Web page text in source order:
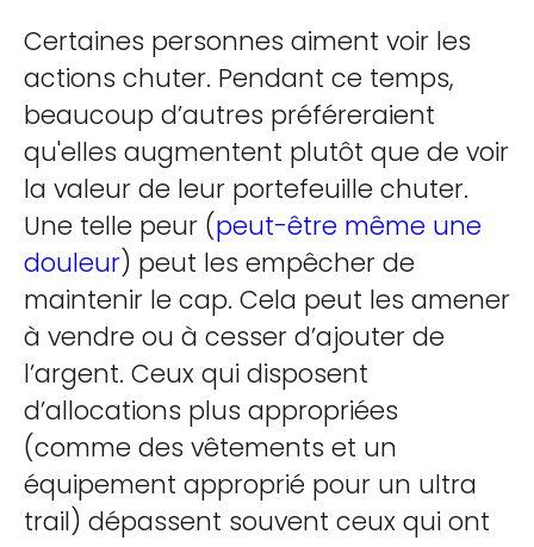
Certaines personnes aiment voir les
actions chuter. Pendant ce temps,
beaucoup d’autres préféreraient
qu'elles augmentent plutôt que de voir
la valeur de leur portefeuille chuter.
Une telle peur (peut-être même une
douleur) peut les empêcher de
maintenir le cap. Cela peut les amener
à vendre ou à cesser d’ajouter de
l’argent. Ceux qui disposent
d’allocations plus appropriées
(comme des vêtements et un
équipement approprié pour un ultra
trail) dépassent souvent ceux qui ont